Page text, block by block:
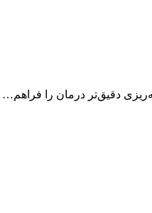
دقیق‌تر درمان را فراهم…